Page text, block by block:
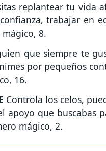
replantear tu vida
trabajar en
8.
que siempre te
por pequeños
16.
Controla los celos,
apoyo que buscabas
mágico, 2.